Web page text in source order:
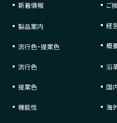
新着情報
製品案内
流行色・提案色
流行色
提案色
機能性
ご
経
概
沿
国
海